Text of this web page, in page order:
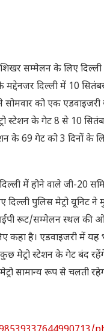
सम्मेलन के लिए दिल्ली
दिल्ली में 10
को एक एडवाइजरी
स्टेशन के गेट 8 से 10
के 69 गेट को 3 दिनों के
में होने वाले जी-20
दिल्ली पुलिस मेट्रो यूनिट ने
रूट/सम्मेलन स्थल की
कहा है। एडवाइजरी में यह
मेट्रो स्टेशन के गेट बंद
सामान्य रूप से चलती